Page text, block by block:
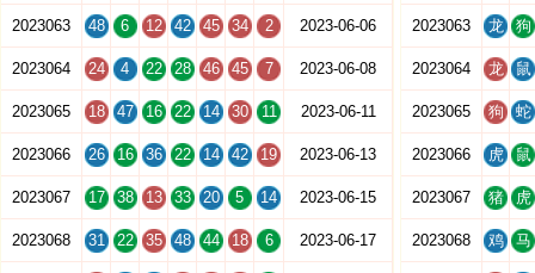
2023063 48 6 12 42 45 34 2 2023-06-06
2023064 24 4 22 28 46 45 7 2023-06-08
2023065 18 47 16 22 14 30 11 2023-06-11
2023066 26 16 36 22 14 42 19 2023-06-13
2023067 17 38 13 33 20 5 14 2023-06-15
2023068 31 22 35 48 44 18 6 2023-06-17
2023063 龙 狗
2023064 龙 鼠
2023065 狗 蛇
2023066 虎 鼠
2023067 猪 虎
2023068 鸡 马